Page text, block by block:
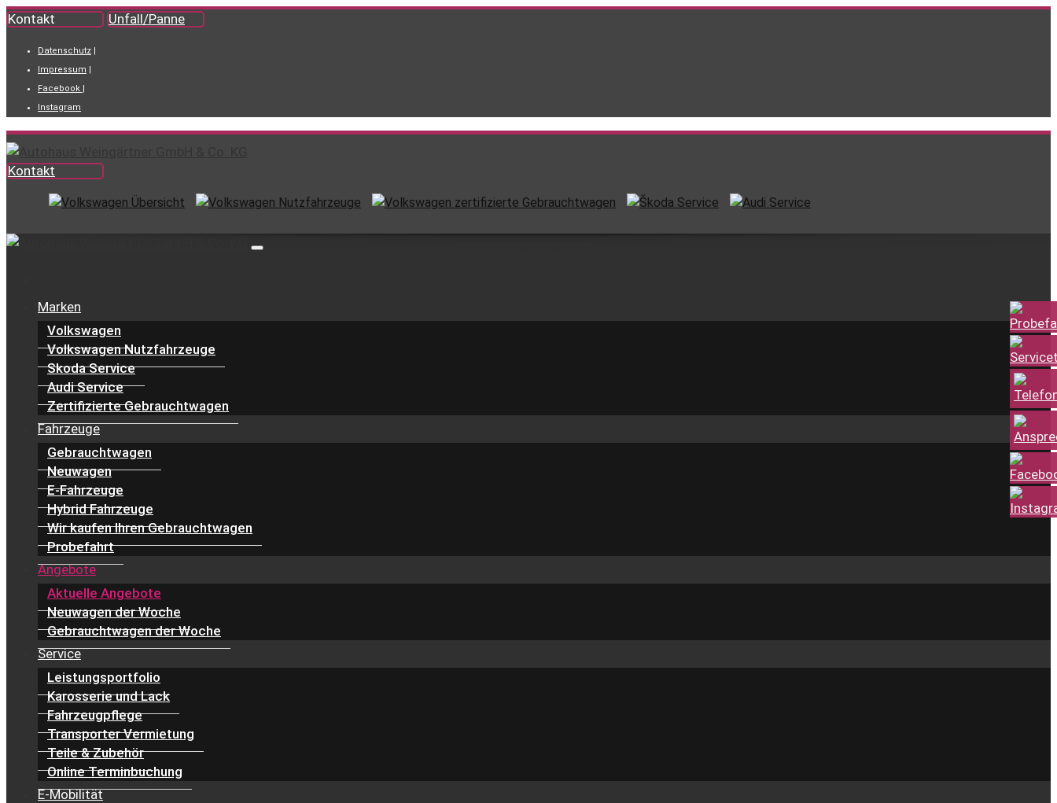
Kontakt Unfall/Panne
Datenschutz |
Impressum |
Facebook |
Instagram
Kontakt
Marken
Volkswagen
Volkswagen Nutzfahrzeuge
Skoda Service
Audi Service
Zertifizierte Gebrauchtwagen
Fahrzeuge
Gebrauchtwagen
Neuwagen
E-Fahrzeuge
Hybrid Fahrzeuge
Wir kaufen Ihren Gebrauchtwagen
Probefahrt
Angebote
Aktuelle Angebote
Neuwagen der Woche
Gebrauchtwagen der Woche
Service
Leistungsportfolio
Karosserie und Lack
Fahrzeugpflege
Transporter Vermietung
Teile & Zubehör
Online Terminbuchung
E-Mobilität